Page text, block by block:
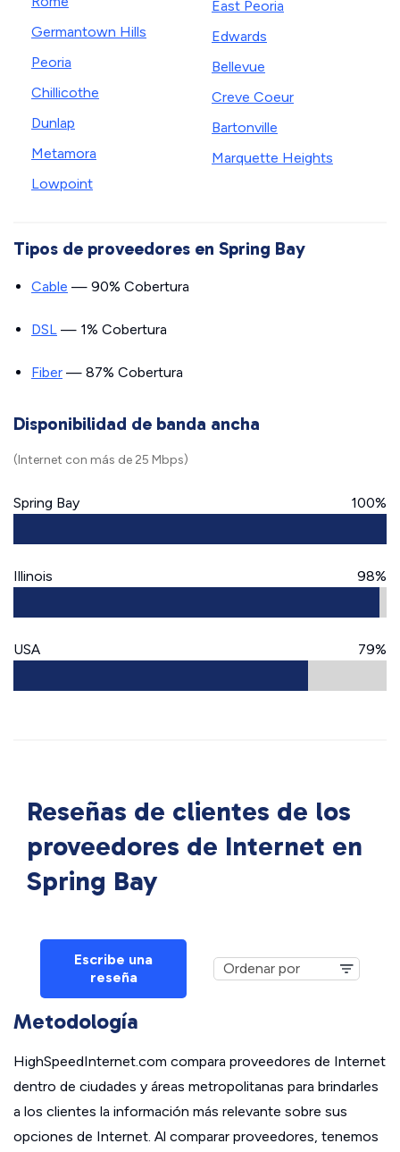
Germantown Hills
Peoria
Chillicothe
Dunlap
Metamora
Lowpoint
East Peoria
Edwards
Bellevue
Creve Coeur
Bartonville
Marquette Heights
Tipos de proveedores en Spring Bay
Cable — 90% Cobertura
DSL — 1% Cobertura
Fiber — 87% Cobertura
Disponibilidad de banda ancha
(Internet con más de 25 Mbps)
Spring Bay 100%
Illinois 98%
USA 79%
Reseñas de clientes de los
proveedores de Internet en
Spring Bay
Escribe una
reseña
Metodología
HighSpeedInternet.com compara proveedores de Internet
dentro de ciudades y áreas metropolitanas para brindarles
a los clientes la información más relevante sobre sus
opciones de Internet. Al comparar proveedores, tenemos